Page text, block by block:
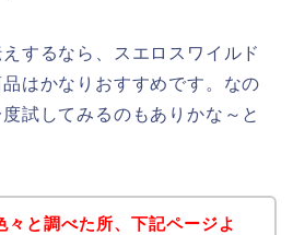
するなら、スエロスワイルド
はかなりおすすめです。なの
試してみるのもありかな～と
々と調べた所、下記ページよ